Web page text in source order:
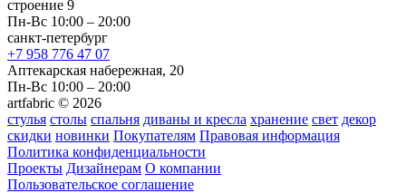
строение 9
Пн-Вс 10:00 – 20:00
санкт-петербург
+7 958 776 47 07
Аптекарская набережная, 20
Пн-Вс 10:00 – 20:00
artfabric © 2026
стулья столы спальня диваны и кресла хранение свет декор
скидки новинки Покупателям Правовая информация
Политика конфиденциальности
Проекты Дизайнерам О компании
Пользовательское соглашение